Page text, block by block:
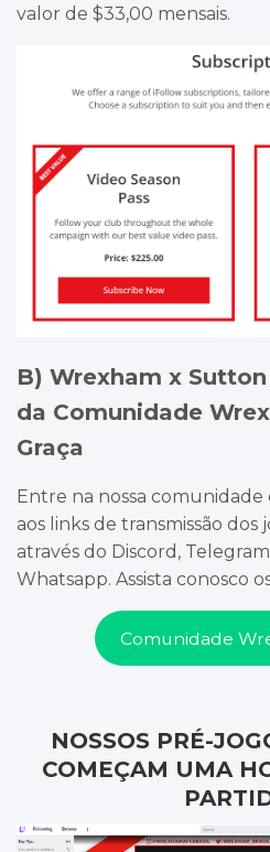
valor de $33,00 mensais.
B) Wrexham x
da Comunidade
Graça
Entre na nossa comunidade
aos links de transmissão dos
através do Discord,
Whatsapp. Assista conosco
Comunidade
NOSSOS PRÉ-
COMEÇAM UMA